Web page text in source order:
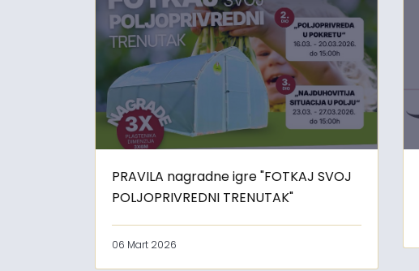
PRAVILA nagradne igre "FOTKAJ SVOJ
POLJOPRIVREDNI TRENUTAK"
06 Mart 2026